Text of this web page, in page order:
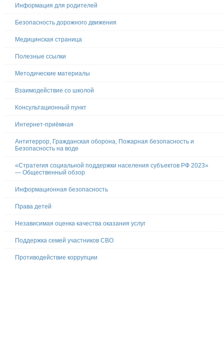
Информация для родителей
Безопасность дорожного движения
Медицинская страница
Полезные ссылки
Методические материалы
Взаимодействие со школой
Консультационный пункт
Интернет-приёмная
Антитеррор, Гражданская оборона, Пожарная безопасность и
Безопасность на воде
«Стратегия социальной поддержки населения субъектов РФ 2023»
— Общественный обзор
Информационная безопасность
Права детей
Независимая оценка качества оказания услуг
Поддержка семей участников СВО
Противодействие коррупции